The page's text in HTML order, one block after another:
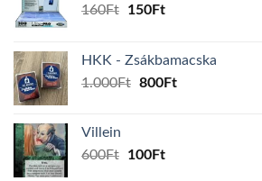
160Ft
Original
160Ft.
150FtCurrent
150Ft.
HKK - Zsákbamacska
1.000Ft Original
800FtCurrent
Villein
600Ft
Original
100FtCurrent